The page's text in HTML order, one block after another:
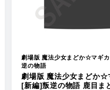
劇場版 魔法少女まどか☆マギ
逆の物語
劇場版 魔法少女まどか☆
[新編]叛逆の物語 鹿目ま